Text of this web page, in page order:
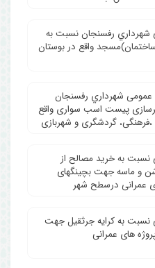
شهرداري رفسنجان نسبت به
واقع در بوستان
عمومی شهرداري رفسنجان
پیست اسب سواری واقع
گردشگری و شهربازی
نسبت به خرید مصالح از
و ماسه جهت بچینگهای
عمرانی درسطح شهر
نسبت به کرایه جرثقیل جهت
های عمرانی